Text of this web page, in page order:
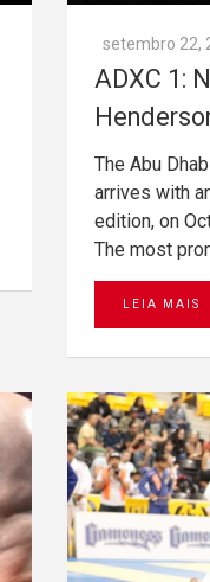
setembro 22,
ADXC 1:
The Abu
arrives with
edition, on
The most
LEIA MAIS